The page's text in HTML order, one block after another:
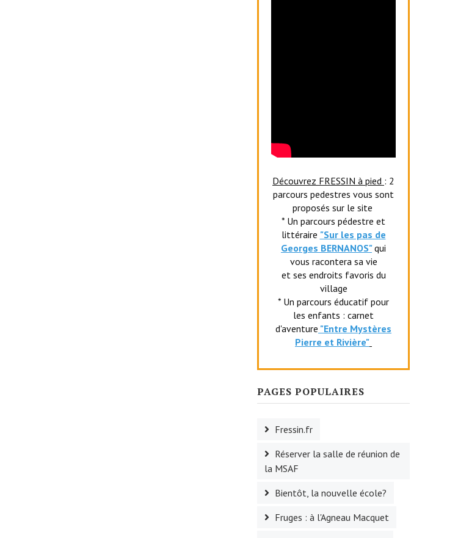
Découvrez FRESSIN à pied : 2
parcours pedestres vous sont
proposés sur le site
* Un parcours pédestre et
littéraire "Sur les pas de
Georges BERNANOS" qui
vous racontera sa vie
et ses endroits favoris du
village
* Un parcours éducatif pour
les enfants : carnet
d'aventure "Entre Mystères
Pierre et Rivière"
PAGES POPULAIRES
Fressin.fr
Réserver la salle de réunion de
la MSAF
Bientôt, la nouvelle école?
Fruges : à l'Agneau Macquet